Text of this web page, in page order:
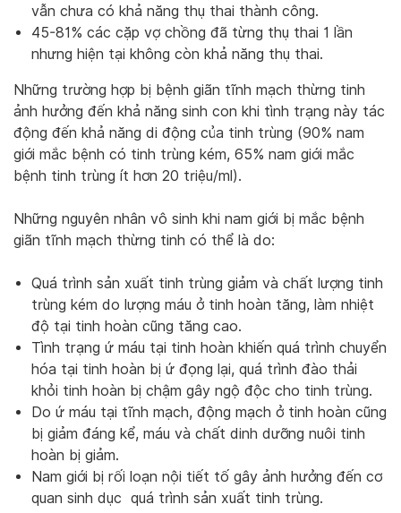
vẫn chưa có khả năng thụ thai thành công.
45-81% các cặp vợ chồng đã từng thụ thai 1 lần
nhưng hiện tại không còn khả năng thụ thai.
Những trường hợp bị bệnh giãn tĩnh mạch thừng tinh
ảnh hưởng đến khả năng sinh con khi tình trạng này tác
động đến khả năng di động của tinh trùng (90% nam
giới mắc bệnh có tinh trùng kém, 65% nam giới mắc
bệnh tinh trùng ít hơn 20 triệu/ml).
Những nguyên nhân vô sinh khi nam giới bị mắc bệnh
giãn tĩnh mạch thừng tinh có thể là do:
Quá trình sản xuất tinh trùng giảm và chất lượng tinh
trùng kém do lượng máu ở tinh hoàn tăng, làm nhiệt
độ tại tinh hoàn cũng tăng cao.
Tình trạng ứ máu tại tinh hoàn khiến quá trình chuyển
hóa tại tinh hoàn bị ứ đọng lại, quá trình đào thải
khỏi tinh hoàn bị chậm gây ngộ độc cho tinh trùng.
Do ứ máu tại tĩnh mạch, động mạch ở tinh hoàn cũng
bị giảm đáng kể, máu và chất dinh dưỡng nuôi tinh
hoàn bị giảm.
Nam giới bị rối loạn nội tiết tố gây ảnh hưởng đến cơ
quan sinh dục quá trình sản xuất tinh trùng.